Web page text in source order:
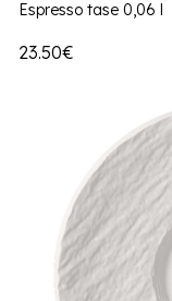
Espresso tase 0,06 l
23.50€